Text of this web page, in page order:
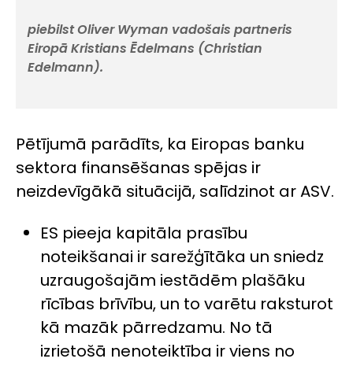
piebilst Oliver Wyman vadošais partneris
Eiropā Kristians Ēdelmans (Christian
Edelmann).
Pētījumā parādīts, ka Eiropas banku
sektora finansēšanas spējas ir
neizdevīgākā situācijā, salīdzinot ar ASV.
ES pieeja kapitāla prasību
noteikšanai ir sarežģītāka un sniedz
uzraugošajām iestādēm plašāku
rīcības brīvību, un to varētu raksturot
kā mazāk pārredzamu. No tā
izrietošā nenoteiktība ir viens no